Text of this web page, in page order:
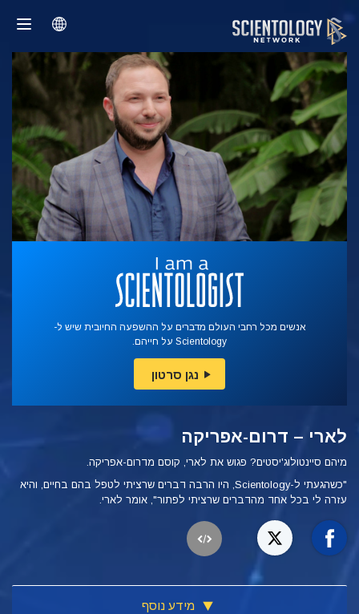
אנשים מכל רחבי העולם מדברים על ההשפעה החיובית שיש ל-
Scientology על חייהם.
נגן סרטון
לארי – דרום-אפריקה
מיהם סיינטולוג'יסטים? פגוש את לארי, קוסם מדרום-אפריקה.
"כשהגעתי ל-Scientology, היו הרבה דברים שרציתי לטפל בהם בחיים, והיא
עזרה לי בכל אחד מהדברים שרציתי לפתור", אומר לארי.
מידע נוסף